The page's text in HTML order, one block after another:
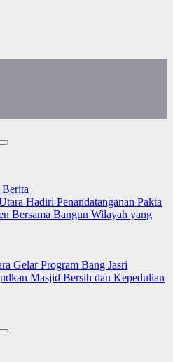
Hadiri Penandatanganan Pakta
Bersama Bangun Wilayah yang
Gelar Program Bang Jasri
Masjid Bersih dan Kepedulian